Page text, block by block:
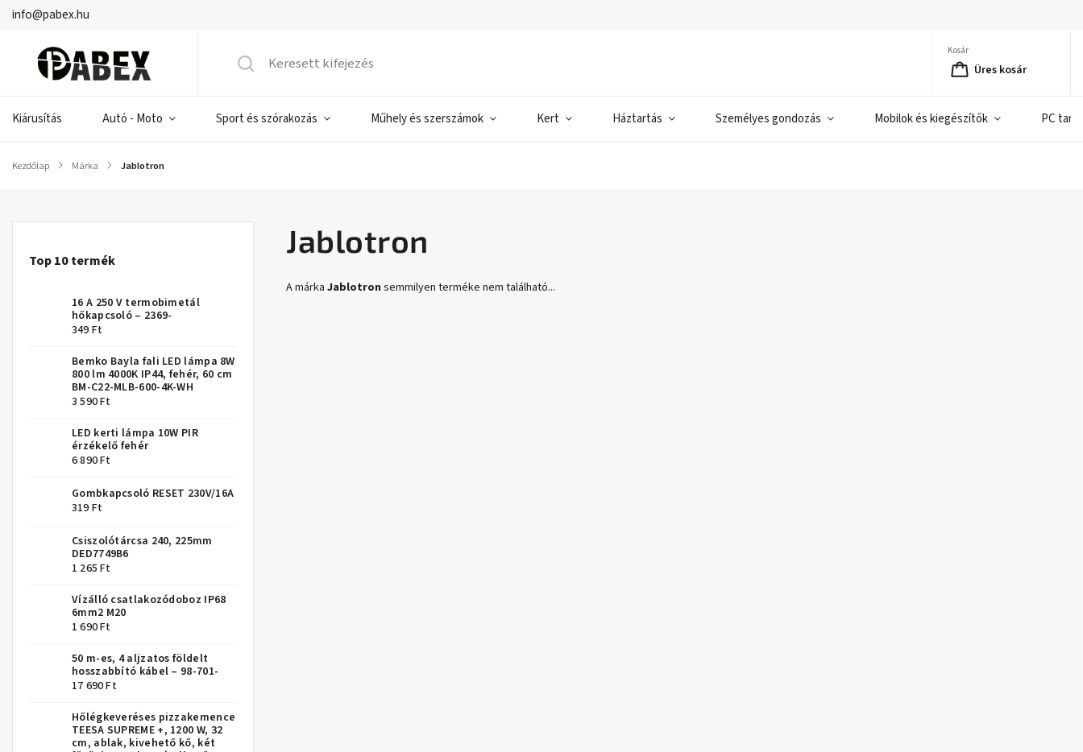
info@pabex.hu
Kosár
Üres kosár
Kiárusítás Autó - Moto Sport és szórakozás Műhely és szerszámok Kert Háztartás Személyes gondozás Mobilok és kiegészítők PC
Kezdőlap / Márka / Jablotron
Top 10 termék
16 A 250 V termobimetál
hőkapcsoló – 2369-
349 Ft
Bemko Bayla fali LED lámpa 8W
800 lm 4000K IP44, fehér, 60 cm
BM-C22-MLB-600-4K-WH
3 590 Ft
LED kerti lámpa 10W PIR
érzékelő fehér
6 890 Ft
Gombkapcsoló RESET 230V/16A
319 Ft
Csiszolótárcsa 240, 225mm
DED7749B6
1 265 Ft
Vízálló csatlakozódoboz IP68
6mm2 M20
1 690 Ft
50 m-es, 4 aljzatos földelt
hosszabbító kábel – 98-701-
17 690 Ft
Hőlégkeveréses pizzakemence
TEESA SUPREME +, 1200 W, 32
cm, ablak, kivehető kő, két
Jablotron
A márka Jablotron semmilyen terméke nem található...